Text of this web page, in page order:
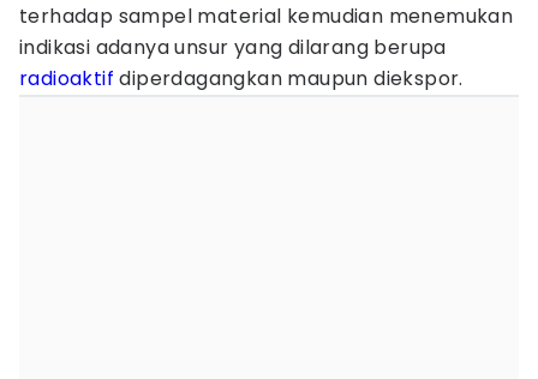
terhadap sampel material kemudian menemukan
indikasi adanya unsur yang dilarang berupa
radioaktif diperdagangkan maupun diekspor.